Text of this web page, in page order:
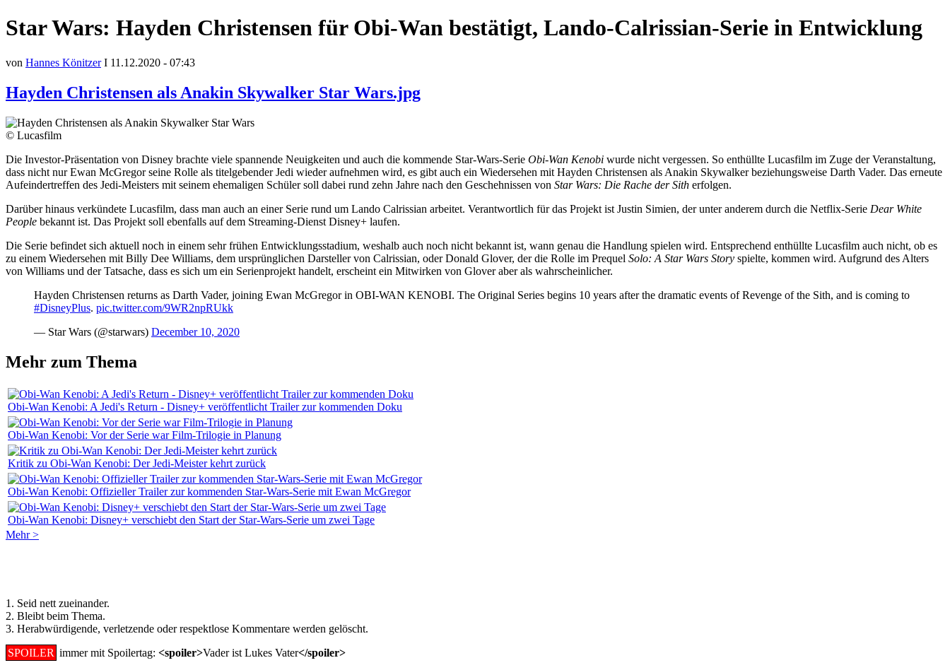
Star Wars: Hayden Christensen für Obi-Wan bestätigt, Lando-Calrissian-Serie in Entwicklung
von Hannes KönitzerI 11.12.2020 - 07:43
Hayden Christensen als Anakin Skywalker Star Wars.jpg
© Lucasfilm
Die Investor-Präsentation von Disney brachte viele spannende Neuigkeiten und auch die kommende Star-Wars-Serie Obi-Wan Kenobi wurde nicht vergessen. So enthüllte Lucasfilm im Zuge der Veranstaltung,
dass nicht nur Ewan McGregor seine Rolle als titelgebender Jedi wieder aufnehmen wird, es gibt auch ein Wiedersehen mit Hayden Christensen als Anakin Skywalker beziehungsweise Darth Vader. Das erneute
Aufeindertreffen des Jedi-Meisters mit seinem ehemaligen Schüler soll dabei rund zehn Jahre nach den Geschehnissen von Star Wars: Die Rache der Sith erfolgen.
Darüber hinaus verkündete Lucasfilm, dass man auch an einer Serie rund um Lando Calrissian arbeitet. Verantwortlich für das Projekt ist Justin Simien, der unter anderem durch die Netflix-Serie Dear White
People bekannt ist. Das Projekt soll ebenfalls auf dem Streaming-Dienst Disney+ laufen.
Die Serie befindet sich aktuell noch in einem sehr frühen Entwicklungsstadium, weshalb auch noch nicht bekannt ist, wann genau die Handlung spielen wird. Entsprechend enthüllte Lucasfilm auch nicht, ob es
zu einem Wiedersehen mit Billy Dee Williams, dem ursprünglichen Darsteller von Calrissian, oder Donald Glover, der die Rolle im Prequel Solo: A Star Wars Story spielte, kommen wird. Aufgrund des Alters
von Williams und der Tatsache, dass es sich um ein Serienprojekt handelt, erscheint ein Mitwirken von Glover aber als wahrscheinlicher.
Hayden Christensen returns as Darth Vader, joining Ewan McGregor in OBI-WAN KENOBI. The Original Series begins 10 years after the dramatic events of Revenge of the Sith, and is coming to
#DisneyPlus. pic.twitter.com/9WR2npRUkk
— Star Wars (@starwars) December 10, 2020
Mehr zum Thema
Obi-Wan Kenobi: A Jedi's Return - Disney+ veröffentlicht Trailer zur kommenden Doku
Obi-Wan Kenobi: Vor der Serie war Film-Trilogie in Planung
Kritik zu Obi-Wan Kenobi: Der Jedi-Meister kehrt zurück
Obi-Wan Kenobi: Offizieller Trailer zur kommenden Star-Wars-Serie mit Ewan McGregor
Obi-Wan Kenobi: Disney+ verschiebt den Start der Star-Wars-Serie um zwei Tage
Mehr >
1. Seid nett zueinander.
2. Bleibt beim Thema.
3. Herabwürdigende, verletzende oder respektlose Kommentare werden gelöscht.
SPOILER immer mit Spoilertag: <spoiler>Vader ist Lukes Vater</spoiler>